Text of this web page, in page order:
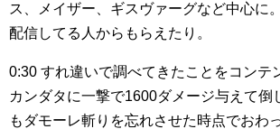
ス、メイザー、ギスヴァーグなど中心に
配信してる人からもらえたり。
0:30 すれ違いで調べてきたことをコンテ
カンダタに一撃で1600ダメージ与えて倒
もダモーレ斬りを忘れさせた時点でおわ